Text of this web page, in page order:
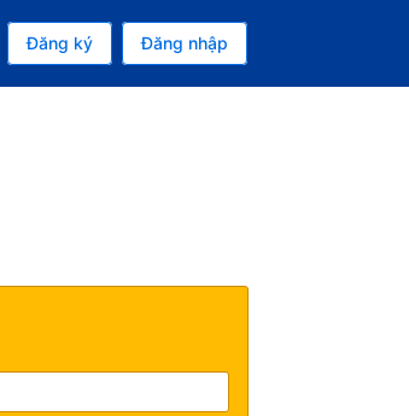
bạn là Đô la Mỹ
tại của bạn là Tiếng Việt
Đăng ký Đăng nhập